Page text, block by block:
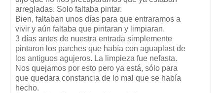
Usuario
Entrar / Salir
Mis boletines
arregladas. Solo faltaba pintar.
Bien, faltaban unos días para que entraramos a
vivir y aún faltaba que pintaran y limpiaran.
3 días antes de nuestra entrada simplemente
pintaron los parches que había con aguaplast de
los antiguos agujeros. La limpieza fue nefasta.
Nos quejamos por esto pero ya está, sólo para
que quedara constancia de lo mal que se había
hecho.